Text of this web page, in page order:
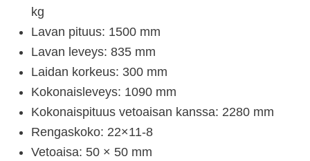
kg
Lavan pituus: 1500 mm
Lavan leveys: 835 mm
Laidan korkeus: 300 mm
Kokonaisleveys: 1090 mm
Kokonaispituus vetoaisan kanssa: 2280 mm
Rengaskoko: 22×11-8
Vetoaisa: 50 × 50 mm